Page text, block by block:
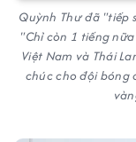
Quỳnh Thư đã "tiếp
"Chỉ còn 1 tiếng
Việt Nam và Thái
chúc cho đội bóng